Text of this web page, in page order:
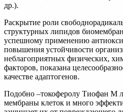
др.).
Раскрытие роли
структурных липидов
успешному применению
повышения устойчивости
неблагоприятных физических,
факторов, показана
качестве адаптогенов.
Подобно –токоферолу Тиофан М
мембраны клеток и много